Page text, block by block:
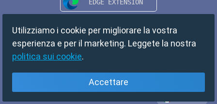
Utilizziamo i cookie per migliorare la vostra
esperienza e per il marketing. Leggete la nostra
politica sui cookie.
Accettare